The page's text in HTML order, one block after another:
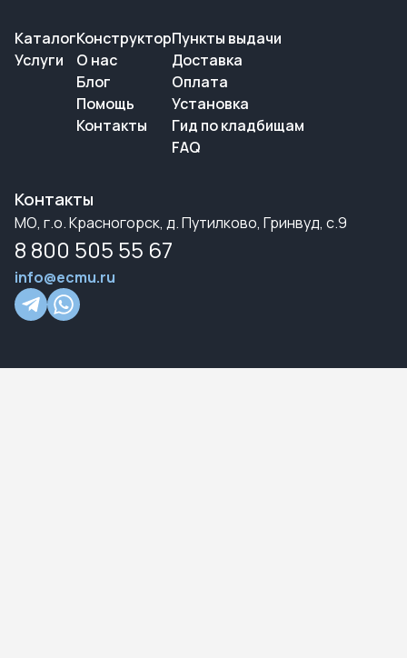
Каталог
Услуги
Конструктор
О нас
Блог
Помощь
Контакты
Пункты выдачи
Доставка
Оплата
Установка
Гид по кладбищам
FAQ
Контакты
МО, г.о. Красногорск, д. Путилково, Гринвуд, с.9
8 800 505 55 67
info@ecmu.ru